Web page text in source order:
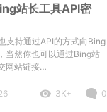
站长工具API密
支持通过API的方式向Bing
当然你也可以通过Bing站
网站链接…
3K+ 0